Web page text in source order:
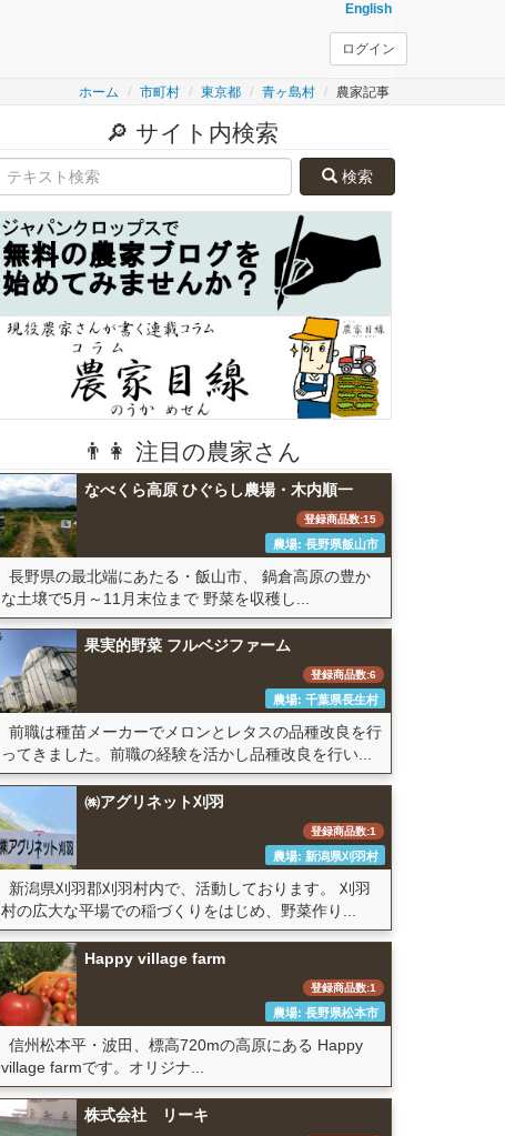
English
ログイン
ホーム 市町村 東京都 青ヶ島村 農家記事
🔎 サイト内検索
検索
👨👩 注目の農家さん
なべくら高原 ひぐらし農場・木内順一
登録商品数:15
農場: 長野県飯山市
長野県の最北端にあたる・飯山市、 鍋倉高原の豊か
な土壌で5月～11月末位まで 野菜を収穫し...
果実的野菜 フルベジファーム
登録商品数:6
農場: 千葉県長生村
前職は種苗メーカーでメロンとレタスの品種改良を行
ってきました。前職の経験を活かし品種改良を行い...
㈱アグリネット刈羽
登録商品数:1
農場: 新潟県刈羽村
新潟県刈羽郡刈羽村内で、活動しております。 刈羽
村の広大な平場での稲づくりをはじめ、野菜作り...
Happy village farm
登録商品数:1
農場: 長野県松本市
信州松本平・波田、標高720mの高原にある Happy
village farmです。オリジナ...
株式会社 リーキ